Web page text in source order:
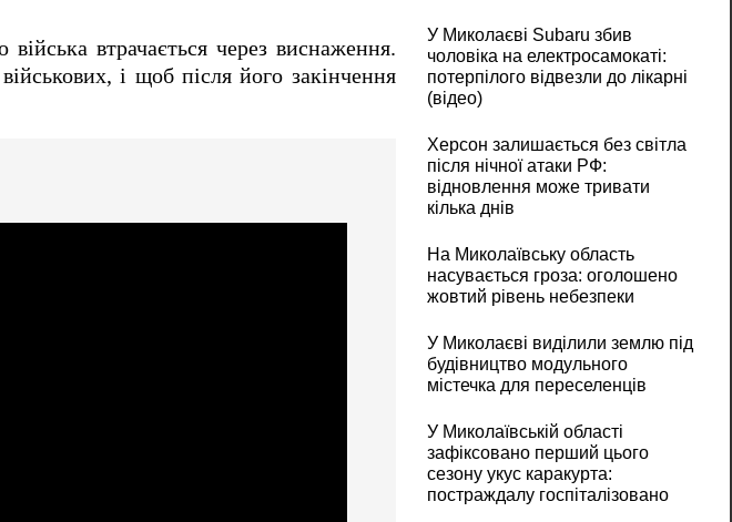
втрачається через виснаження.
і щоб після його закінчення
У Миколаєві Subaru збив
чоловіка на електросамокаті:
потерпілого відвезли до лікарні
(відео)
Херсон залишається без світла
після нічної атаки РФ:
відновлення може тривати
кілька днів
На Миколаївську область
насувається гроза: оголошено
жовтий рівень небезпеки
У Миколаєві виділили землю під
будівництво модульного
містечка для переселенців
У Миколаївській області
зафіксовано перший цього
сезону укус каракурта:
постраждалу госпіталізовано